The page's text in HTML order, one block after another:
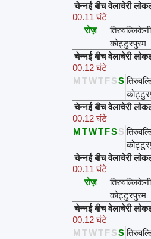
चेन्नई बीच वेलाचेरी
00.11 घंटे
रोज़
तिरुवल्लिकेनी
कोट्टुरपुरम
चेन्नई बीच वेलाचेरी
00.12 घंटे
M TWTFSS
चेन्नई बीच वेलाचेरी
00.12 घंटे
MTWTFSS
चेन्नई बीच वेलाचेरी
00.11 घंटे
रोज़
तिरुवल्लिकेनी
कोट्टुरपुरम
चेन्नई बीच वेलाचेरी
00.12 घंटे
M TWTFSS